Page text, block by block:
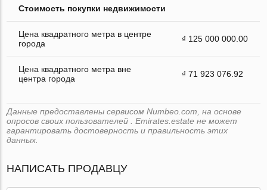
Стоимость покупки недвижимости
Цена квадратного метра в центре
города
₫ 125 000 000.00
Цена квадратного метра вне
центра города
₫ 71 923 076.92
Данные предоставлены сервисом Numbeo.com, на основе
опросов своих пользователей . Emirates.estate не может
гарантировать достоверность и правильность этих
данных.
НАПИСАТЬ ПРОДАВЦУ